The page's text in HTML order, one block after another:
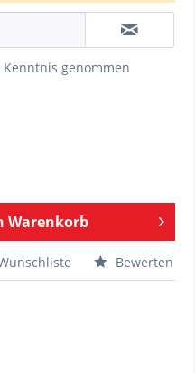
genommen
Warenkorb
Bewerten